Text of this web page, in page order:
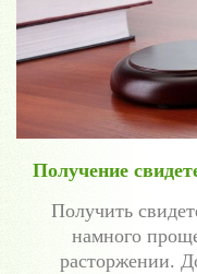
Получение
Получить
намного
расторжении.